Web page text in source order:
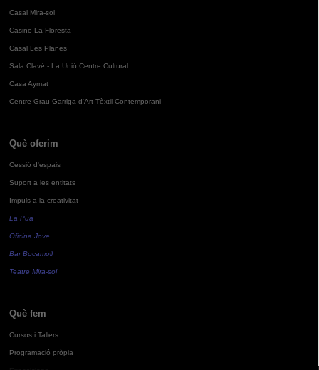
Casal Mira-sol
Casino La Floresta
Casal Les Planes
Sala Clavé - La Unió Centre Cultural
Casa Aymat
Centre Grau-Garriga d'Art Tèxtil Contemporani
Què oferim
Cessió d'espais
Suport a les entitats
Impuls a la creativitat
La Pua
Oficina Jove
Bar Bocamoll
Teatre Mira-sol
Què fem
Cursos i Tallers
Programació pròpia